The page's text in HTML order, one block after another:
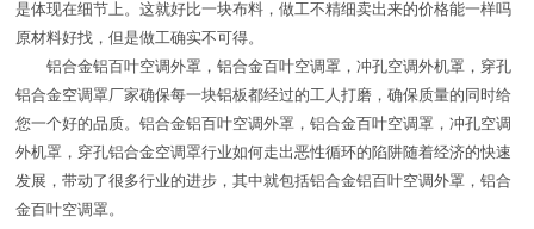
是体现在细节上。这就好比一块布料，做工不精细卖出来的价格能一样吗
原材料好找，但是做工确实不可得。
铝合金铝百叶空调外罩，铝合金百叶空调罩，冲孔空调外机罩，穿孔
铝合金空调罩厂家确保每一块铝板都经过的工人打磨，确保质量的同时给
您一个好的品质。铝合金铝百叶空调外罩，铝合金百叶空调罩，冲孔空调
外机罩，穿孔铝合金空调罩行业如何走出恶性循环的陷阱随着经济的快速
发展，带动了很多行业的进步，其中就包括铝合金铝百叶空调外罩，铝合
金百叶空调罩。